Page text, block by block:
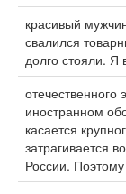
красивый
свалился
долго стояли. Я
иностранном
касается
затрагивается
России.